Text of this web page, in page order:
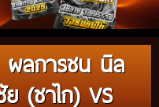
ลการชน นิล
(ซาไก) VS